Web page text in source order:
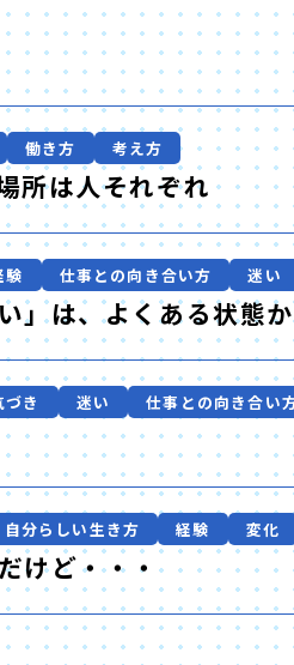
働き方 考え方
所は人それぞれ
験 仕事との向き合い方 迷い
」は、よくある状態
づき 迷い 仕事との向き合い
自分らしい生き方 経験 変化
けど・・・